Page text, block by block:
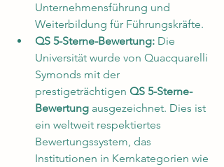
Unternehmensführung und
Weiterbildung für Führungskräfte.
QS 5-Sterne-Bewertung: Die
Universität wurde von Quacquarelli
Symonds mit der
prestigeträchtigen QS 5-Sterne-
Bewertung ausgezeichnet. Dies ist
ein weltweit respektiertes
Bewertungssystem, das
Institutionen in Kernkategorien wie